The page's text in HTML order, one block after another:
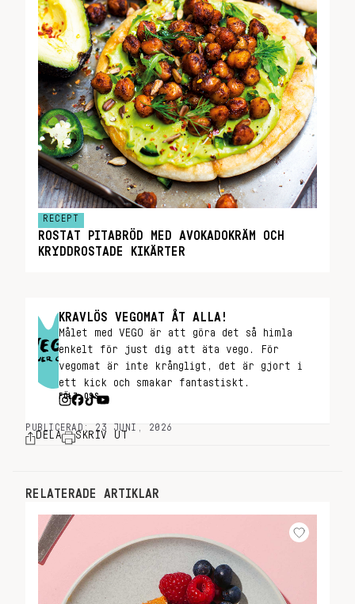
RECEPT
ROSTAT PITABRÖD MED AVOKADOKRÄM OCH
KRYDDROSTADE KIKÄRTER
KRAVLÖS VEGOMAT ÅT ALLA!
Målet med VEGO är att göra det så himla
enkelt för just dig att äta vego. För
vegomat är inte krångligt, det är gjort i
ett kick och smakar fantastiskt.
FÖLJ OSS
PUBLICERAD: 23 JUNI, 2026
DELA SKRIV UT
RELATERADE ARTIKLAR